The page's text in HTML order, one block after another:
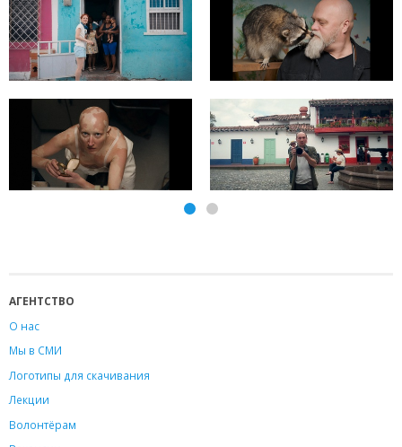
АГЕНТСТВО
О нас
Мы в СМИ
Логотипы для скачивания
Лекции
Волонтёрам